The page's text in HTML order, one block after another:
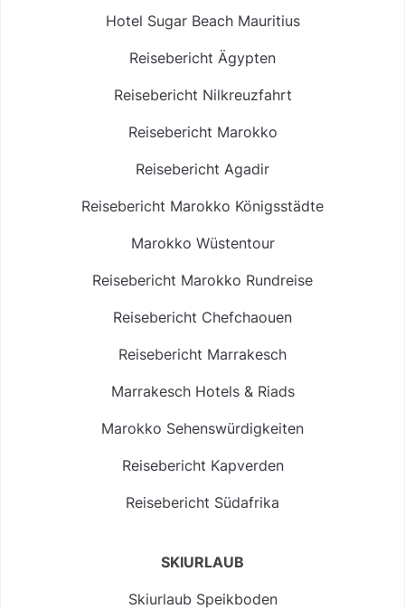
Hotel Sugar Beach Mauritius
Reisebericht Ägypten
Reisebericht Nilkreuzfahrt
Reisebericht Marokko
Reisebericht Agadir
Reisebericht Marokko Königsstädte
Marokko Wüstentour
Reisebericht Marokko Rundreise
Reisebericht Chefchaouen
Reisebericht Marrakesch
Marrakesch Hotels & Riads
Marokko Sehenswürdigkeiten
Reisebericht Kapverden
Reisebericht Südafrika
SKIURLAUB
Skiurlaub Speikboden